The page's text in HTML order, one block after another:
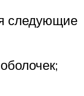
следующие